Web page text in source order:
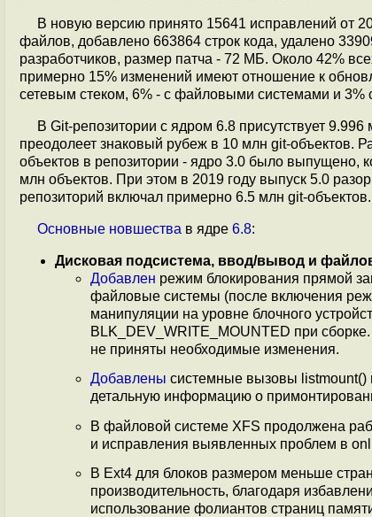
В новую версию принято 15641 исправлений от
файлов, добавлено 663864 строк кода, удалено
разработчиков, размер патча - 72 МБ. Около 42%
примерно 15% изменений имеют отношение к
сетевым стеком, 6% - с файловыми системами и 3%
В Git-репозитории с ядром 6.8 присутствует
преодолеет знаковый рубеж в 10 млн git-объектов.
объектов в репозитории - ядро 3.0 было выпущено,
млн объектов. При этом в 2019 году выпуск 5.0
репозиторий включал примерно 6.5 млн git-объектов.
Основные новшества в ядре 6.8:
Дисковая подсистема, ввод/вывод и
Добавлен режим блокирования прямой
файловые системы (после включения
манипуляции на уровне блочного
BLK_DEV_WRITE_MOUNTED при
не приняты необходимые изменения.
Добавлены системные вызовы listmount()
детальную информацию о
В файловой системе XFS продолжена
и исправления выявленных проблем в
В Ext4 для блоков размером меньше
производительность, благодаря
использование фолиантов страниц